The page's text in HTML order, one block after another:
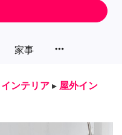
家事 more_horiz
インテリア ▸ 屋外イン